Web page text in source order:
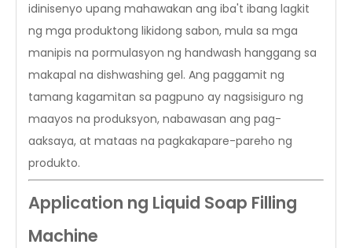
idinisenyo upang mahawakan ang iba't ibang lagkit
ng mga produktong likidong sabon, mula sa mga
manipis na pormulasyon ng handwash hanggang sa
makapal na dishwashing gel. Ang paggamit ng
tamang kagamitan sa pagpuno ay nagsisiguro ng
maayos na produksyon, nabawasan ang pag-
aaksaya, at mataas na pagkakapare-pareho ng
produkto.
Application ng Liquid Soap Filling
Machine